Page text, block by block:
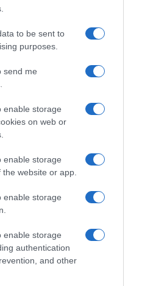
to be sent to
purposes.
send me
enable storage
on web or
enable storage
website or app.
enable storage
enable storage
authentication
and other